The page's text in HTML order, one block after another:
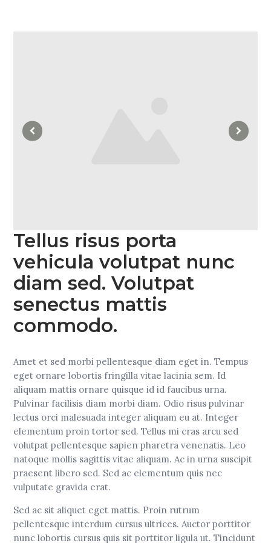
Tellus risus porta
vehicula volutpat nunc
diam sed. Volutpat
senectus mattis
commodo.
Amet et sed morbi pellentesque diam eget in. Tempus
eget ornare lobortis fringilla vitae lacinia sem. Id
aliquam mattis ornare quisque id id faucibus urna.
Pulvinar facilisis diam morbi diam. Odio risus pulvinar
lectus orci malesuada integer aliquam eu at. Integer
elementum proin tortor sed. Tellus mi cras arcu sed
volutpat pellentesque sapien pharetra venenatis. Leo
natoque mollis sagittis vitae aliquam. Ac in urna suscipit
praesent libero sed. Sed ac elementum quis nec
vulputate gravida erat.
Sed ac sit aliquet eget mattis. Proin rutrum
pellentesque interdum cursus ultrices. Auctor porttitor
nunc lobortis cursus quis sit porttitor ligula ut. Tincidunt